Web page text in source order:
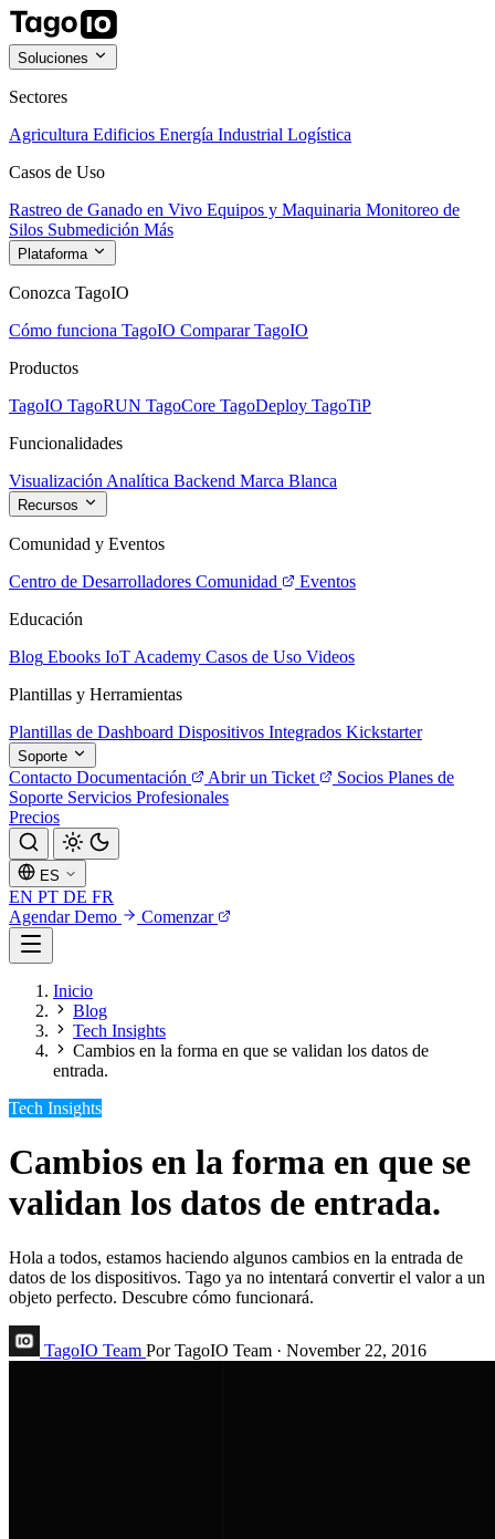
Soluciones
Sectores
Agricultura Edificios Energía Industrial Logística
Casos de Uso
Rastreo de Ganado en Vivo Equipos y Maquinaria Monitoreo de
Silos Submedición Más
Plataforma
Conozca TagoIO
Cómo funciona TagoIO Comparar TagoIO
Productos
TagoIO TagoRUN TagoCore TagoDeploy TagoTiP
Funcionalidades
Visualización Analítica Backend Marca Blanca
Recursos
Comunidad y Eventos
Centro de Desarrolladores Comunidad
Eventos
Educación
Blog Ebooks IoT Academy Casos de Uso Videos
Plantillas y Herramientas
Plantillas de Dashboard Dispositivos Integrados Kickstarter
Soporte
Contacto Documentación Abrir un Ticket Socios Planes de
Soporte Servicios Profesionales
Precios
ES
EN PT DE FR
Agendar Demo
Comenzar
Inicio
Blog
Tech Insights
Cambios en la forma en que se validan los datos de
entrada.
Tech Insights
Cambios en la forma en que se
validan los datos de entrada.
Hola a todos, estamos haciendo algunos cambios en la entrada de
datos de los dispositivos. Tago ya no intentará convertir el valor a un
objeto perfecto. Descubre cómo funcionará.
TagoIO Team Por TagoIO Team · November 22, 2016